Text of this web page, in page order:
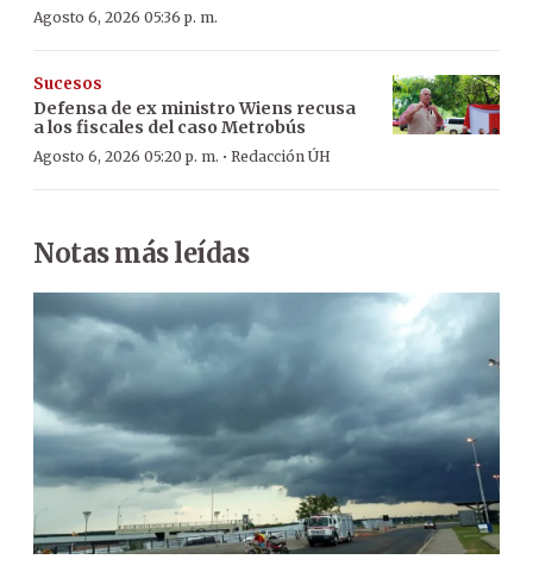
Agosto 6, 2026 05:36 p. m.
Sucesos
Defensa de ex ministro Wiens recusa
a los fiscales del caso Metrobús
Agosto 6, 2026 05:20 p. m. · Redacción ÚH
Notas más leídas